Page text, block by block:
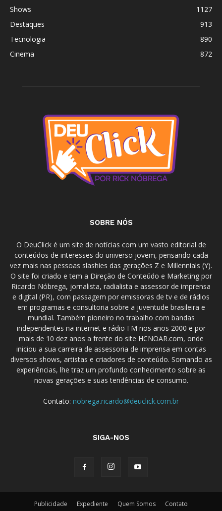
Shows
1127
Destaques
913
Tecnologia
890
Cinema
872
SOBRE NÓS
O DeuClick é um site de notícias com um vasto editorial de
conteúdos de interesses do universo jovem, pensando cada
vez mais nas pessoas slashies das gerações Z e Millennials (Y).
O site foi criado e tem a Direção de Conteúdo e Marketing por
Ricardo Nóbrega, jornalista, radialista e assessor de imprensa
e digital (PR), com passagem por emissoras de tv e de rádios
em programas e consultoria sobre a juventude brasileira e
mundial. Também pioneiro no trabalho com bandas
independentes na internet e rádio FM nos anos 2000 e por
mais de 10 dez anos a frente do site HCNOAR.com, onde
iniciou a sua carreira de assessoria de imprensa em contas
diversos shows, artistas e criadores de conteúdo. Somando as
experiências, lhe traz um profundo conhecimento sobre as
novas gerações e suas tendências de consumo.
Contato: nobrega.ricardo@deuclick.com.br
SIGA-NOS
Publicidade Expediente Quem Somos Contato